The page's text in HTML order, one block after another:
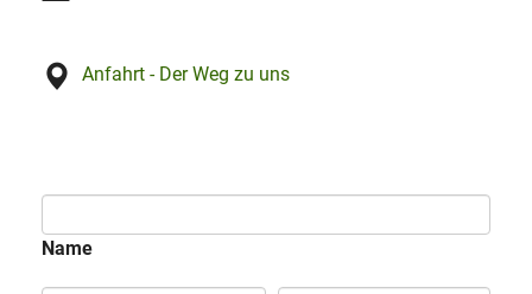
Anfahrt - Der Weg zu uns
Name